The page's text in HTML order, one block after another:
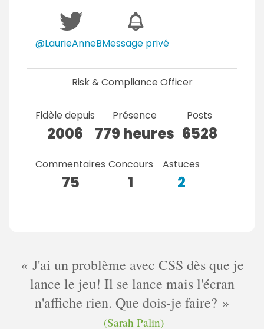
@LaurieAnneBMessage privé
Risk & Compliance Officer
Fidèle depuis
2006
Présence
779 heures
Posts
6528
Commentaires
75
Concours
1
Astuces
2
J'ai un problème avec CSS dès que je
lance le jeu! Il se lance mais l'écran
n'affiche rien. Que dois-je faire?
(Sarah Palin)